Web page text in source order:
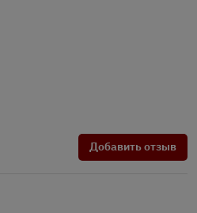
Добавить отзыв